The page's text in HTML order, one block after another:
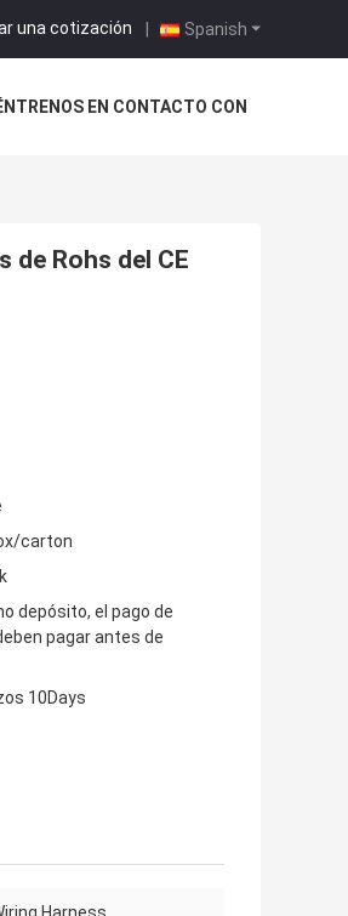
Spanish
una cotización |
EN CONTACTO CON
de Rohs del CE
carton
depósito, el pago de
pagar antes de
10Days